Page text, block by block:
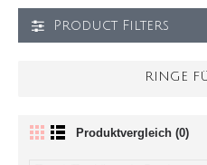
Product Filters
RINGE
Produktvergleich (0)